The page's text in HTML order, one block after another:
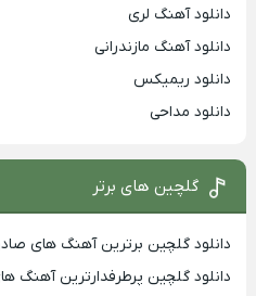
دانلود آهنگ لری
دانلود آهنگ مازندرانی
دانلود ریمیکس
دانلود مداحی
گلچین های برتر
دانلود گلچین برترین آهنگ های
دانلود گلچین پرطرفدارترین آهنگ های